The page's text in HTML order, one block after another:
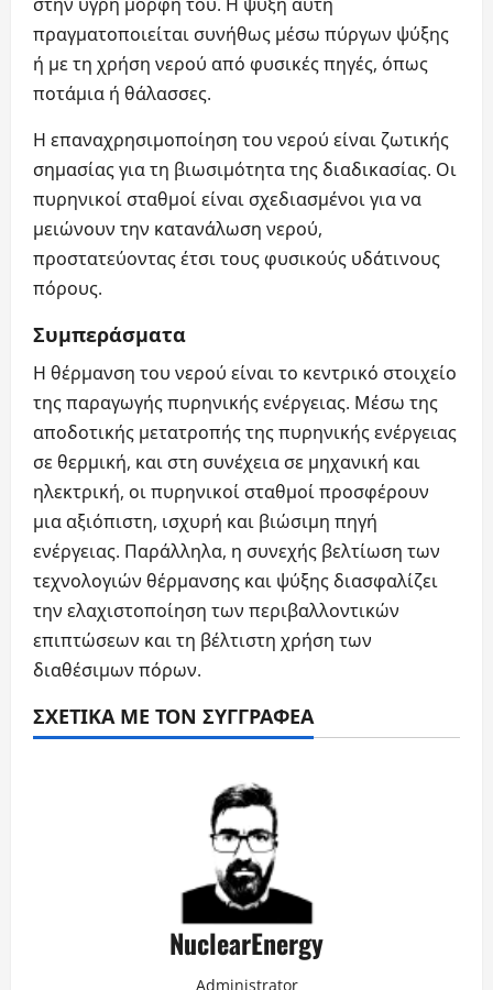
πραγματοποιείται συνήθως μέσω πύργων ψύξης
ή με τη χρήση νερού από φυσικές πηγές, όπως
ποτάμια ή θάλασσες.
Η επαναχρησιμοποίηση του νερού είναι ζωτικής
σημασίας για τη βιωσιμότητα της διαδικασίας. Οι
πυρηνικοί σταθμοί είναι σχεδιασμένοι για να
μειώνουν την κατανάλωση νερού,
προστατεύοντας έτσι τους φυσικούς υδάτινους
πόρους.
Συμπεράσματα
Η θέρμανση του νερού είναι το κεντρικό στοιχείο
της παραγωγής πυρηνικής ενέργειας. Μέσω της
αποδοτικής μετατροπής της πυρηνικής ενέργειας
σε θερμική, και στη συνέχεια σε μηχανική και
ηλεκτρική, οι πυρηνικοί σταθμοί προσφέρουν
μια αξιόπιστη, ισχυρή και βιώσιμη πηγή
ενέργειας. Παράλληλα, η συνεχής βελτίωση των
τεχνολογιών θέρμανσης και ψύξης διασφαλίζει
την ελαχιστοποίηση των περιβαλλοντικών
επιπτώσεων και τη βέλτιστη χρήση των
διαθέσιμων πόρων.
ΣΧΕΤΙΚΆ ΜΕ ΤΟΝ ΣΥΓΓΡΑΦΈΑ
NuclearEnergy
Administrator